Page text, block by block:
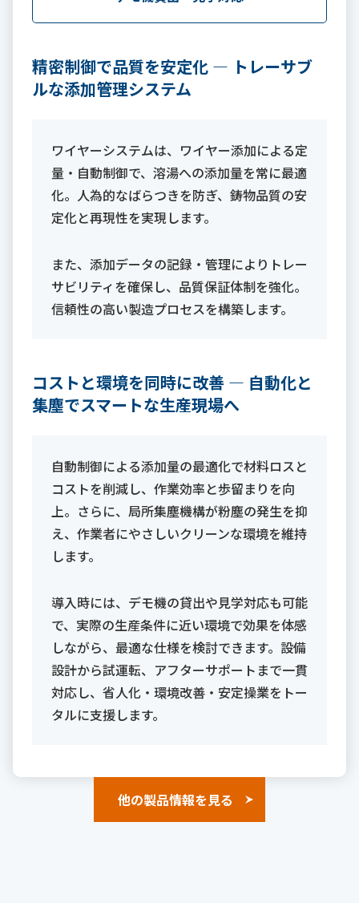
精密制御で品質を安定化 ― トレーサブ
ルな添加管理システム
ワイヤーシステムは、ワイヤー添加による定
量・自動制御で、溶湯への添加量を常に最適
化。人為的なばらつきを防ぎ、鋳物品質の安
定化と再現性を実現します。
また、添加データの記録・管理によりトレー
サビリティを確保し、品質保証体制を強化。
信頼性の高い製造プロセスを構築します。
コストと環境を同時に改善 ― 自動化と
集塵でスマートな生産現場へ
自動制御による添加量の最適化で材料ロスと
コストを削減し、作業効率と歩留まりを向
上。さらに、局所集塵機構が粉塵の発生を抑
え、作業者にやさしいクリーンな環境を維持
します。
導入時には、デモ機の貸出や見学対応も可能
で、実際の生産条件に近い環境で効果を体感
しながら、最適な仕様を検討できます。設備
設計から試運転、アフターサポートまで一貫
対応し、省人化・環境改善・安定操業をトー
タルに支援します。
他の製品情報を見る